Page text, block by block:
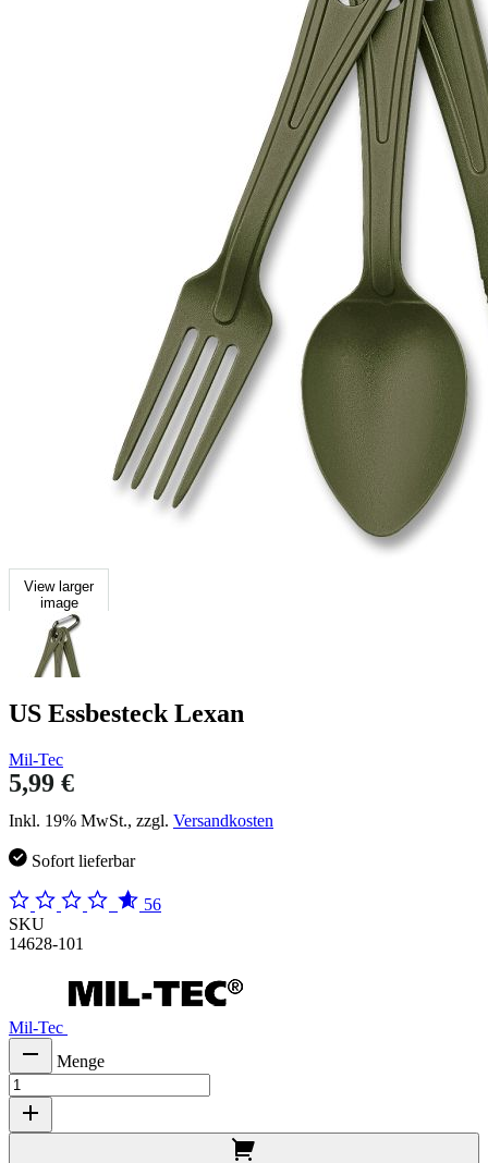
View larger
image
US Essbesteck Lexan
Mil-Tec
5,99 €
Inkl. 19% MwSt., zzgl. Versandkosten
Sofort lieferbar
56
SKU
14628-101
Mil-Tec
Menge